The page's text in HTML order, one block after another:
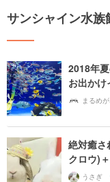
サンシャイン水
2018年
お出か
まるめ
絶対癒さ
クロウ)
うさぎ